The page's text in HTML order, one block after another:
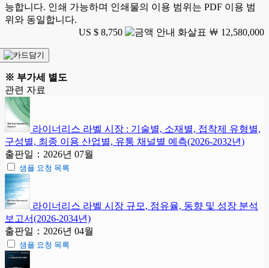
능합니다. 인쇄 가능하며 인쇄물의 이용 범위는 PDF 이용 범
위와 동일합니다.
US $ 8,750
￦ 12,580,000
※ 부가세 별도
관련 자료
라이너리스 라벨 시장 : 기술별, 소재별, 접착제 유형별,
구성별, 최종 이용 산업별, 유통 채널별 예측(2026-2032년)
출판일：2026년 07월
샘플 요청 목록
라이너리스 라벨 시장 규모, 점유율, 동향 및 성장 분석
보고서(2026-2034년)
출판일：2026년 04월
샘플 요청 목록